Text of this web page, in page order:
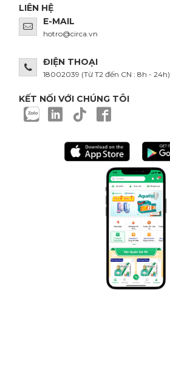
LIÊN HỆ
E-MAIL
hotro@circa.vn
ĐIỆN THOẠI
18002039 (Từ T2 đến CN : 8h - 24h)
KẾT NỐI VỚI CHÚNG TÔI